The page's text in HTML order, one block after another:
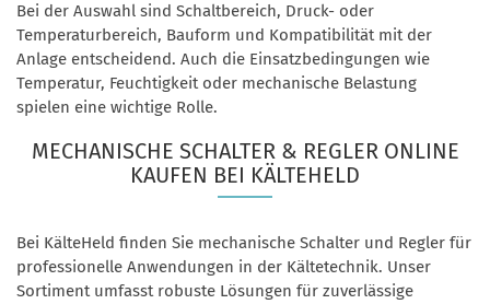
Bei der Auswahl sind Schaltbereich, Druck- oder
Temperaturbereich, Bauform und Kompatibilität mit der
Anlage entscheidend. Auch die Einsatzbedingungen wie
Temperatur, Feuchtigkeit oder mechanische Belastung
spielen eine wichtige Rolle.
MECHANISCHE SCHALTER & REGLER ONLINE
KAUFEN BEI KÄLTEHELD
Bei KälteHeld finden Sie mechanische Schalter und Regler für
professionelle Anwendungen in der Kältetechnik. Unser
Sortiment umfasst robuste Lösungen für zuverlässige